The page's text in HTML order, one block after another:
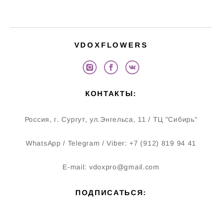
VDOXFLOWERS
КОНТАКТЫ:
Россия, г. Сургут, ул.Энгельса, 11 / ТЦ "Сибирь"
WhatsApp / Telegram / Viber: +7 (912) 819 94 41
E-mail: vdoxpro@gmail.com
ПОДПИСАТЬСЯ: